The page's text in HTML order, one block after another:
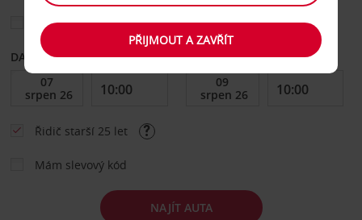
Vyberte si jiné místo vrácení
DATUM OD DATUM DO
Řidič starší 25 let
Mám slevový kód
NAJÍT AUTA
PŘIJMOUT A ZAVŘÍT